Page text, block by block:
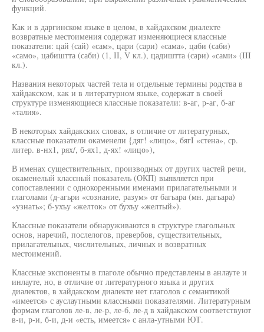
функций.
Как и в даргинском языке в целом, в хайдакском диалекте
возвратные местоимения содержат изменяющиеся классные
показатели: цай (сай) «сам», цари (сари) «сама», цаби (саби)
«само», цабиштта (саби) (1, II, V кл.), цадиштта (сари) «сами» (III
кл.).
Названия некоторых частей тела и отдельные термины родства в
хайдакском, как и в литературном языке, содержат в своей
структуре изменяющиеся классные показатели: в-аг, р-аг, б-аг
«талия».
В некоторых хайдакских словах, в отличие от литературных,
классные показатели окаменели {дяг! «лицо», бягI «стена», ср.
литер. в-нх1, рях/, б-ях1, д-ях! «лицо»),
В именах существительных, производных от других частей речи,
окаменелый классный показатель (ОКП) выявляется при
сопоставлении с однокоренными именами прилагательными и
глаголами (д-агьри «сознание, разум» от багьара (мн. дагьара)
«узнать»; б-ухъу «желток» от бухъу «желтый»).
Классные показатели обнаруживаются в структуре глагольных
основ, наречий, послелогов, превербов, существительных,
прилагательных, числительных, личных и возвратных
местоимений.
Классные экспоненты в глаголе обычно представлены в анлауте и
инлауте, но, в отличие от литературного языка и других
диалектов, в хайдакском диалекте нет глаголов с семантикой
«имеется» с ауслаутными классными показателями. Литературным
формам глаголов ле-в, ле-р, ле-б, ле-д в хайдакском соответствуют
в-и, р-и, б-и, д-и «есть, имеется» с анла-утными ЮТ.